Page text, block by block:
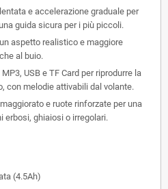
e accelerazione graduale per
guida sicura per i più piccoli.
aspetto realistico e maggiore
al buio.
USB e TF Card per riprodurre la
con melodie attivabili dal volante.
e ruote rinforzate per una
erbosi, ghiaiosi o irregolari.
(4.5Ah)